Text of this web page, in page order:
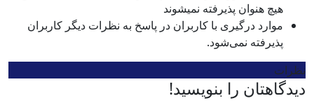
هیچ هنوان پذیرفته نمیشوند
موارد درگیری با کاربران در پاسخ به نظرات دیگر کاربران
پذیرفته نمی‌شود.
نظرات
دیدگاهتان را بنویسید!